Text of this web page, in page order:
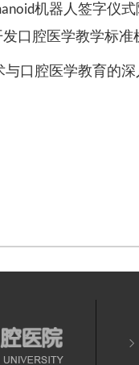
机器人签字仪
口腔医学教学标准
口腔医学教育的